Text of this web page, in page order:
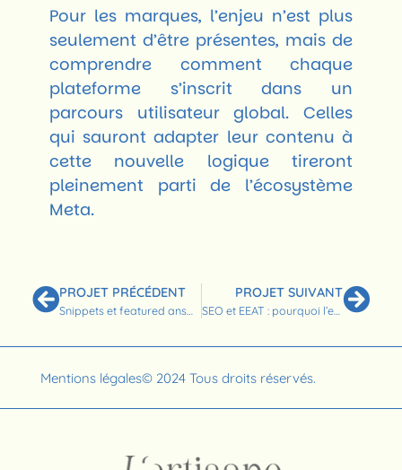
Pour les marques, l’enjeu n’est plus
seulement d’être présentes, mais de
comprendre comment chaque
plateforme s’inscrit dans un
parcours utilisateur global. Celles
qui sauront adapter leur contenu à
cette nouvelle logique tireront
pleinement parti de l’écosystème
Meta.
PROJET PRÉCÉDENT
Snippets et featured answers : comment se positionner dans les réponses directes
PROJET SUIVANT
SEO et EEAT : pourquoi l’expertise devient plus importante que jamais
Mentions légales© 2024 Tous droits réservés.